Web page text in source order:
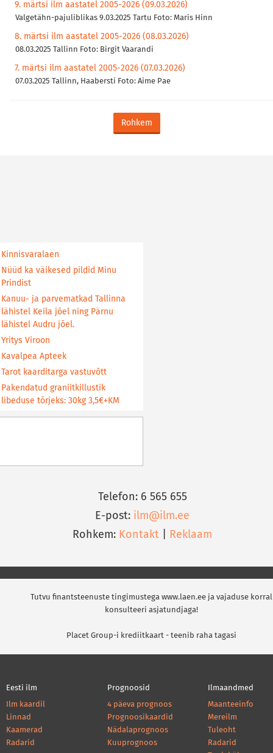
9. märtsi ilm aastatel 2005-2026 (09.03.2026)
Valgetähn-pajuliblikas 9.03.2025 Tartu Foto: Maris Hinn
8. märtsi ilm aastatel 2005-2026 (08.03.2026)
08.03.2025 Tallinn Foto: Birgit Vaarandi
7. märtsi ilm aastatel 2005-2026 (07.03.2026)
07.03.2025 Tallinn, Haabersti Foto: Aime Pae
Rohkem
Kinnisvaralaen
Nüüd ka väikesed pildid Minu
Prindist
Kanuu- ja parvematkad Tallinna
lähistel Keila jõel ning Pärnu
lähistel Audru jõel.
Yritys Viroon
Kavalpea Apteek
Tarot kaarditarga vastuvõtt
Pakendatud graniitkillustik
libeduse tõrjeks: 30kg 3,5€+KM
Telefon: 6 565 655
E-post: ilm@ilm.ee
Rohkem: Kontakt Reklaam
Tutvu finantsteenuste tingimustega www.laen.ee ja vajaduse korral
konsulteeri asjatundjaga!
Placet Group-i krediitkaart - teenib raha tagasi
Eesti ilm
Ilm kaardil
Linnad
Kaamerad
Radarid
Prognoosid
4 päeva prognoos
Prognoosikaardid
Nädalaprognoos
Kuuprognoos
Ilmaandmed
Maanteeinfo
Mereilm
Tuleoht
Radarid